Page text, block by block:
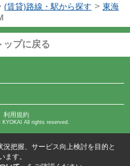
(賃貸)路線・駅から探す > 東海
ップに戻る
利用規約
All rights reserved.
把握、サービス向上検討を目的と
ます。